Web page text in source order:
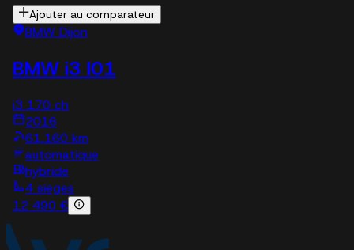
Ajouter au comparateur
BMW Dijon
BMW i3 I01
i3 170 ch
2016
61,160 km
automatique
hybride
4 sieges
12 490 €